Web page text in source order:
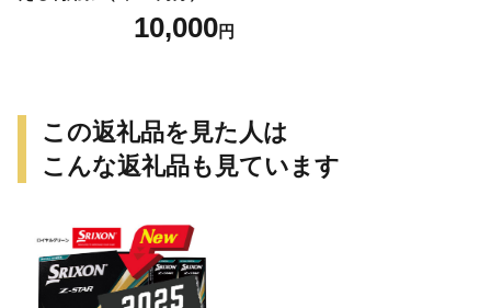
10,000円
この返礼品を見た人は
こんな返礼品も見ています